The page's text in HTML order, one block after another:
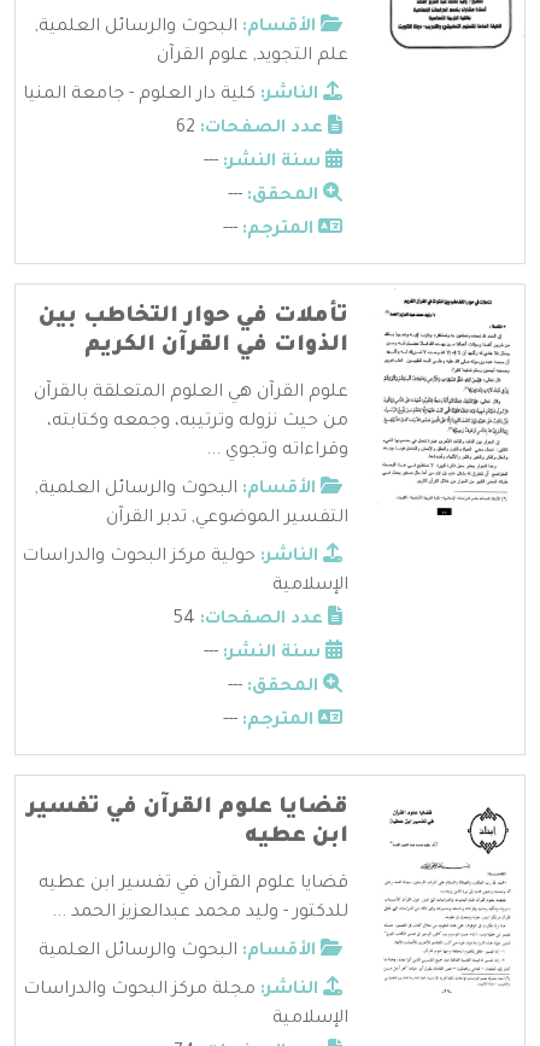
الأقسام: البحوث والرسائل العلمية,
علم التجويد, علوم القرآن
الناشر: كلية دار العلوم - جامعة المنيا
عدد الصفحات:
سنة النشر: ---
المحقق: ---
المترجم: ---
تأملات في حوار التخاطب بين
الذوات في القرآن الكريم
علوم القرآن هي العلوم المتعلقة بالقرآن
من حيث نزوله وترتيبه، وجمعه وكتابته،
وقراءاته وتجوي ...
الأقسام: البحوث والرسائل العلمية,
التفسير الموضوعي, تدبر القرآن
الناشر: حولية مركز البحوث والدراسات
الإسلامية
عدد الصفحات:
سنة النشر: ---
المحقق: ---
المترجم: ---
قضايا علوم القرآن في تفسير
ابن عطيه
قضايا علوم القرآن في تفسير ابن عطيه
للدكتور - وليد محمد عبدالعزيز الحمد ...
الأقسام: البحوث والرسائل العلمية
الناشر: مجلة مركز البحوث والدراسات
الإسلامية